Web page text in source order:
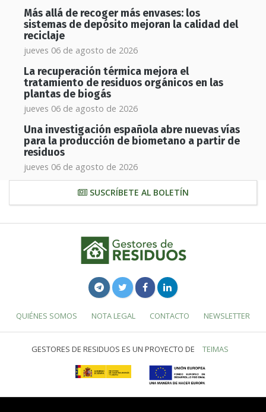
Más allá de recoger más envases: los
sistemas de depósito mejoran la calidad del
reciclaje
jueves 06 de agosto de 2026
La recuperación térmica mejora el
tratamiento de residuos orgánicos en las
plantas de biogás
jueves 06 de agosto de 2026
Una investigación española abre nuevas vías
para la producción de biometano a partir de
residuos
jueves 06 de agosto de 2026
SUSCRÍBETE AL BOLETÍN
QUIÉNES SOMOS NOTA LEGAL CONTACTO NEWSLETTER
GESTORES DE RESIDUOS ES UN PROYECTO DE TEIMAS